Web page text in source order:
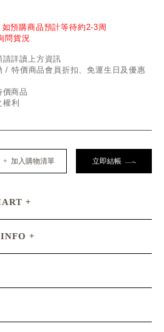
預購商品預計等待約2-3周
問貨況
詳讀上方資訊
/ 特價商品會員折扣、免運生日及優惠
商品
利
+ 加入購物清單 立即結帳